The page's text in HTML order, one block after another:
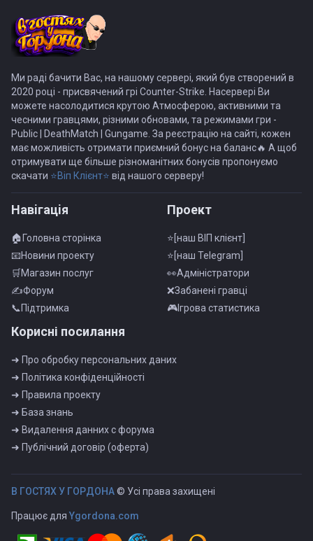
Ми раді бачити Вас, на нашому сервері, який був створений в
2020 році - присвячений грі Counter-Strike. Насервері Ви
можете насолодитися крутою Атмосферою, активними та
чесними гравцями, різними обновами, та режимами гри -
Public | DeathMatch | Gungame. За реєстрацію на сайті, кожен
має можливість отримати приємний бонус на баланс🔥 А щоб
отримувати ще більше різноманітних бонусів пропонуємо
скачати ⭐Віп Клієнт⭐ від нашого серверу!
Навiгацiя
🏠Головна сторінка
📧Новини проекту
🛒Магазин послуг
✍Форум
📞Пiдтримка
Проект
⭐[наш ВІП клієнт]
⭐[наш Telegram]
👀Адмiнiстратори
❌Забанені гравці
🎮Iгрова статистика
Корисні посилання
➜ Про обробку персональних даних
➜ Полiтика конфiденцiйностi
➜ Правила проекту
➜ База знань
➜ Видалення данних с форума
➜ Публiчний договiр (оферта)
B ГOCTЯX У ГOPДOHA© Усі права захищені
Працює для Ygordona.com